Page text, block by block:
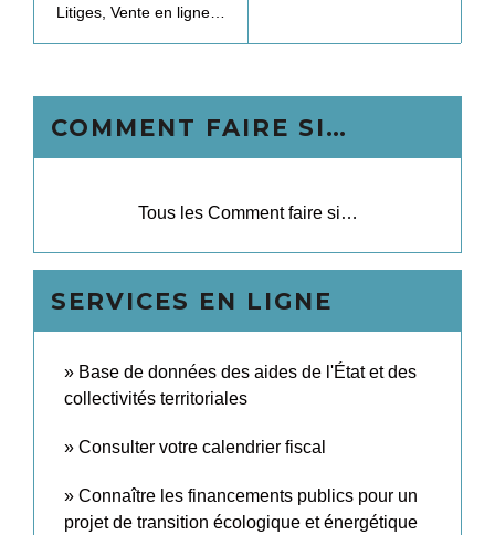
Litiges, Vente en ligne…
COMMENT FAIRE SI…
Tous les Comment faire si…
SERVICES EN LIGNE
Base de données des aides de l'État et des
collectivités territoriales
Consulter votre calendrier fiscal
Connaître les financements publics pour un
projet de transition écologique et énergétique